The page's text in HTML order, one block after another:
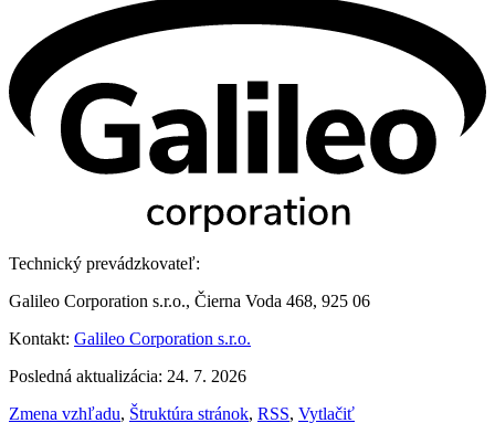
Technický prevádzkovateľ:
Galileo Corporation s.r.o., Čierna Voda 468, 925 06
Kontakt: Galileo Corporation s.r.o.
Posledná aktualizácia: 24. 7. 2026
Zmena vzhľadu, Štruktúra stránok, RSS, Vytlačiť